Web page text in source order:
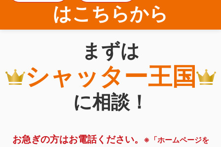
はこちらから
まずは
シャッター王国
に相談！
お急ぎの方はお電話ください。
※「ホームページを